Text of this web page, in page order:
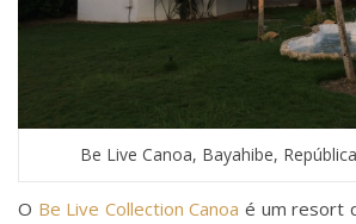
Be Live Canoa, Bayahibe,
O Be Live Collection Canoa é um resort